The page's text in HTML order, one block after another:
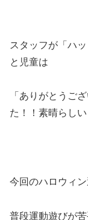
スタッフが「ハ
と児童は
「ありがとうご
た！！素晴らしい
今回のハロウィン
普段運動遊びが